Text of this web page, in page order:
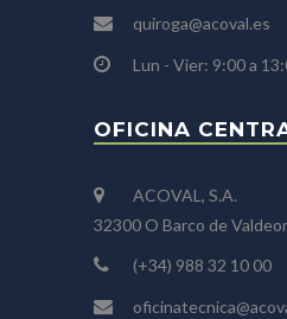
quiroga@acoval.es
Lun - Vier: 9:00 a
OFICINA
ACOVAL, S.A.
32300 O Barco de
(+34) 988 32 10 00